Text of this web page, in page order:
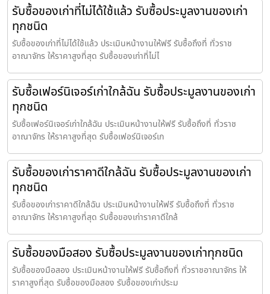
รับซื้อของเก่าที่ไม่ได้ใช้แล้ว รับซื้อประมูลงานของเก่า
ทุกชนิด
รับซื้อของเก่าที่ไม่ได้ใช้แล้ว ประเมินหน้างานให้ฟรี รับซื้อถึงที่ ทั่วราช
อาณาจักร ให้ราคาสูงที่สุด รับซื้อของเก่าที่ไม่ไ
รับซื้อเฟอร์นิเจอร์เก่าใกล้ฉัน รับซื้อประมูลงานของเก่า
ทุกชนิด
รับซื้อเฟอร์นิเจอร์เก่าใกล้ฉัน ประเมินหน้างานให้ฟรี รับซื้อถึงที่ ทั่วราช
อาณาจักร ให้ราคาสูงที่สุด รับซื้อเฟอร์นิเจอร์เก
รับซื้อของเก่าราคาดีใกล้ฉัน รับซื้อประมูลงานของเก่า
ทุกชนิด
รับซื้อของเก่าราคาดีใกล้ฉัน ประเมินหน้างานให้ฟรี รับซื้อถึงที่ ทั่วราช
อาณาจักร ให้ราคาสูงที่สุด รับซื้อของเก่าราคาดีใกล้
รับซื้อของมือสอง รับซื้อประมูลงานของเก่าทุกชนิด
รับซื้อของมือสอง ประเมินหน้างานให้ฟรี รับซื้อถึงที่ ทั่วราชอาณาจักร ให้
ราคาสูงที่สุด รับซื้อของมือสอง รับซื้อของเก่าประม